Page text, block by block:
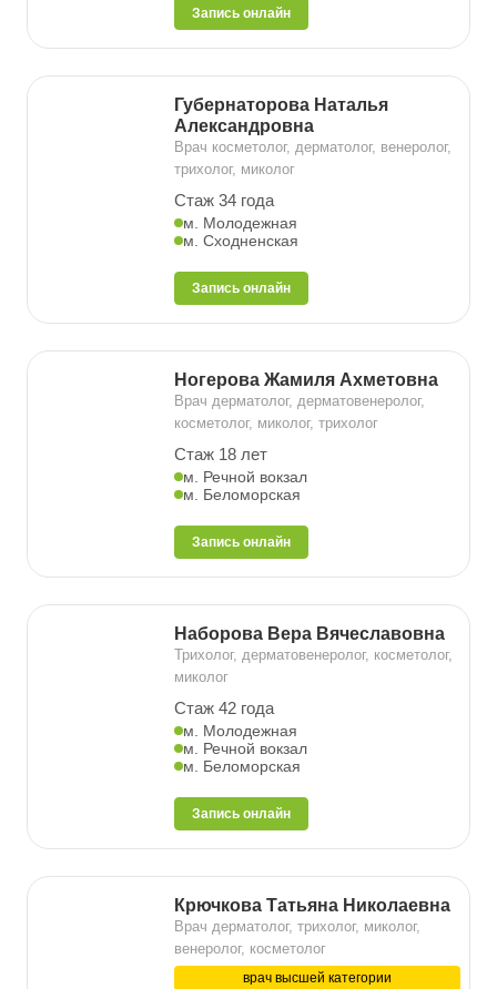
Запись онлайн
Губернаторова Наталья
Александровна
Врач косметолог, дерматолог, венеролог,
трихолог, миколог
Стаж 34 года
м. Молодежная
м. Сходненская
Запись онлайн
Ногерова Жамиля Ахметовна
Врач дерматолог, дерматовенеролог,
косметолог, миколог, трихолог
Стаж 18 лет
м. Речной вокзал
м. Беломорская
Запись онлайн
Наборова Вера Вячеславовна
Трихолог, дерматовенеролог, косметолог,
миколог
Стаж 42 года
м. Молодежная
м. Речной вокзал
м. Беломорская
Запись онлайн
Крючкова Татьяна Николаевна
Врач дерматолог, трихолог, миколог,
венеролог, косметолог
врач высшей категории